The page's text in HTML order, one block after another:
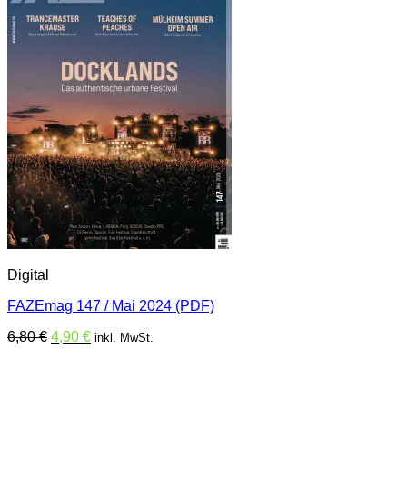
Digital
FAZEmag 147 / Mai 2024 (PDF)
6,80€ Ursprünglicher
4,90 €Aktueller
inkl. MwSt.